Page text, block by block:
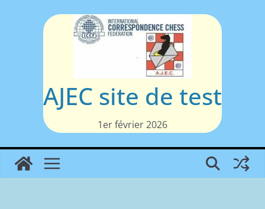
AJEC site de test
1er février 2026